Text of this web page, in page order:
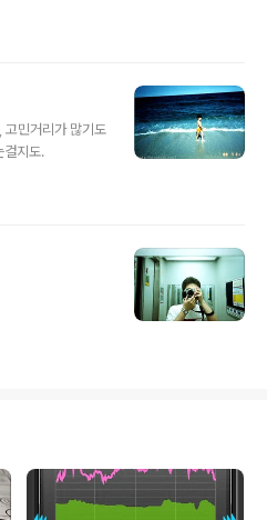
SSR - Step St
단 말인가...) 대략
기계를 발견하
었나보다. 요즘
고민거리가 많기도
걸지도.